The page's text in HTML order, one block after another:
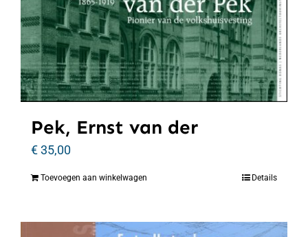
Pek, Ernst van der
€35,00
Toevoegen aan winkelwagen Details